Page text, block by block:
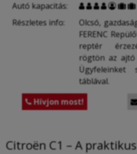
Autó kapacitás:
      
Részletes info:
Olcsó,
FERENC
reptér
rögtön az
táblával.
 Hívjon most!
Citroën C1 – A